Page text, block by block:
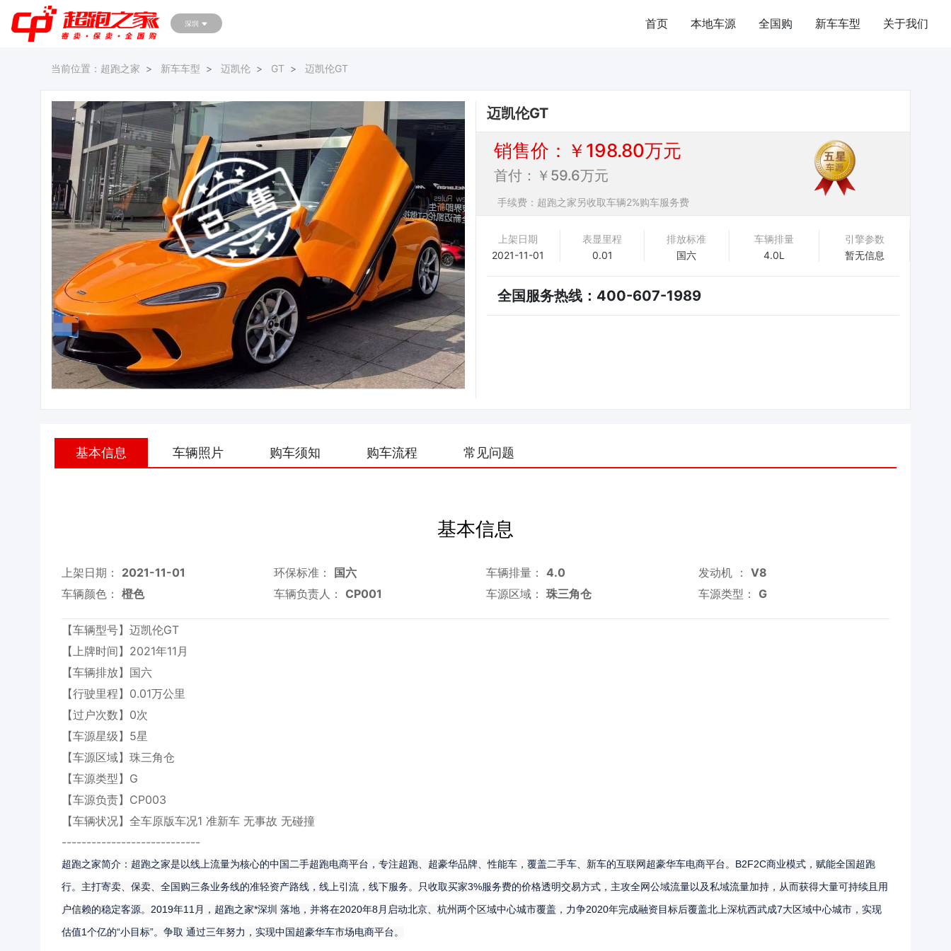
深圳 首页 本地车源 全国购 新车车型 关于我们
当前位置： 超跑之家 新车车型 迈凯伦 GT 迈凯伦GT
迈凯伦GT
销售价：￥198.80万元
首付：￥59.6万元
手续费：超跑之家另收取车辆2%购车服务费
上架日期
2021-11-01
表显里程
0.01
排放标准
国六
车辆排量
4.0L
引擎参数
暂无信息
全国服务热线： 400-607-1989
基本信息 车辆照片 购车须知 购车流程 常见问题
基本信息
上架日期： 2021-11-01 环保标准： 国六 车辆排量： 4.0 发动机 ： V8
车辆颜色： 橙色 车辆负责人： CP001 车源区域： 珠三角仓 车源类型： G
【车辆型号】迈凯伦GT
【上牌时间】2021年11月
【车辆排放】国六
【行驶里程】0.01万公里
【过户次数】0次
【车源星级】5星
【车源区域】珠三角仓
【车源类型】G
【车源负责】CP003
【车辆状况】全车原版车况1 准新车 无事故 无碰撞
----------------------------
超跑之家简介：超跑之家是以线上流量为核心的中国二手超跑电商平台，专注超跑、超豪华品牌、性能车，覆盖二手车、新车的互联网超豪华车电商平台。 B2F2C商业模式，赋能全国超跑
行。主打寄卖、保卖、全国购三条业务线的准轻资产路线，线上引流，线下服务。只收取买家3%服务费的价格透明交易方式，主攻全网公域流量以及私域流量加持，从而获得大量可持续且用
户信赖的稳定客源。 2019年11 月，超跑之家*深圳 落地，并将在2020年8 月启动北京、杭州两个区域中心城市覆盖，力争2020年完成融资目标后覆盖北上深杭西武成7大区域中心城市，实现
估值1 个亿的“小目标”。争取 通过三年努力，实现中国超豪华车市场电商平台。